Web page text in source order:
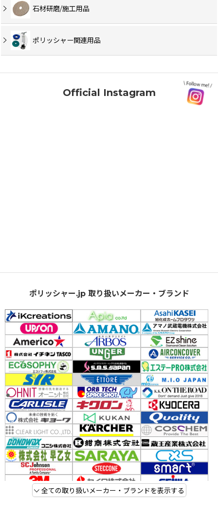
石材研磨/施工用品
ポリッシャー関連用品
Official Instagram
ポリッシャー.jp 取り扱いメーカー・ブランド
全ての取り扱いメーカー・ブランドを表示する